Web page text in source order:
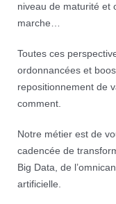
niveau de maturité et
marche…
Toutes ces
ordonnancées et
repositionnement de
comment.
Notre métier est de
cadencée de
Big Data, de
artificielle.